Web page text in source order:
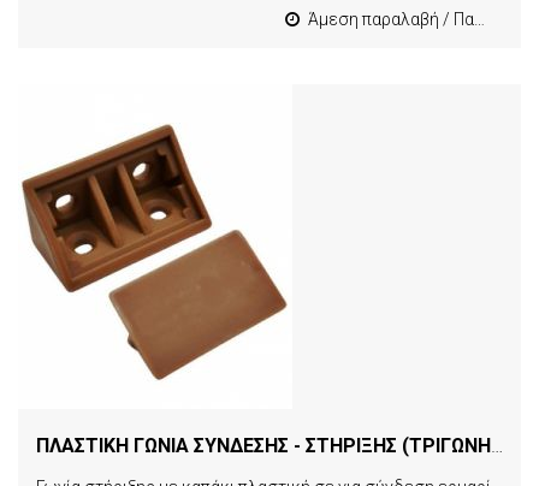
Άμεση παραλαβή / Παράδοση 1-3 εργασιμες